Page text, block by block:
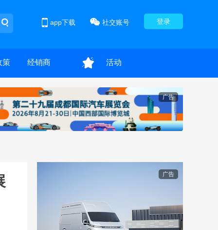
登录
社交账号
app下载
策 经销商 活动
广告
广告